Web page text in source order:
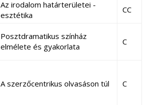
Az irodalom határterületei -
esztétika
CC
Posztdramatikus színház
elmélete és gyakorlata
C
A szerzőcentrikus olvasáson túl C